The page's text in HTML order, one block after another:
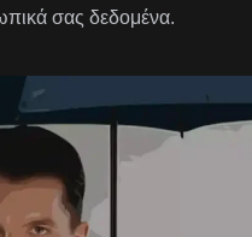
σας δεδομένα.